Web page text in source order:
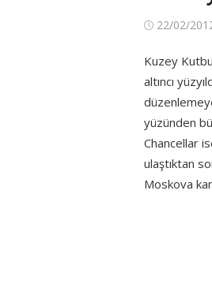
Posted
22/02/
Kuzey
altıncı
yüzünden
Chancellar
ulaştıktan
Moskova